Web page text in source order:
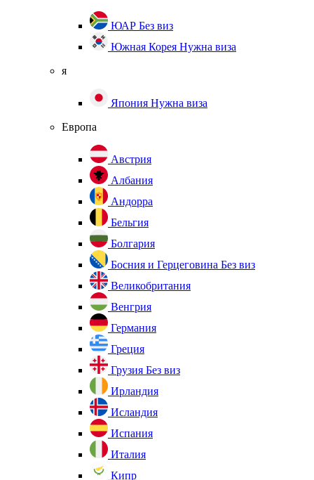
ЮАР Без виз
Южная Корея Нужна виза
я
Япония Нужна виза
Европа
Австрия
Албания
Андорра
Бельгия
Болгария
Босния и Герцеговина Без виз
Великобритания
Венгрия
Германия
Греция
Грузия Без виз
Ирландия
Исландия
Испания
Италия
Кипр